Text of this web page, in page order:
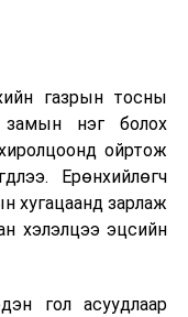
газрын тосны
замын нэг болох
ойртож
Ерөнхийлөгч
хугацаанд зарлаж
хэлэлцээ эцсийн
гол асуудлаар